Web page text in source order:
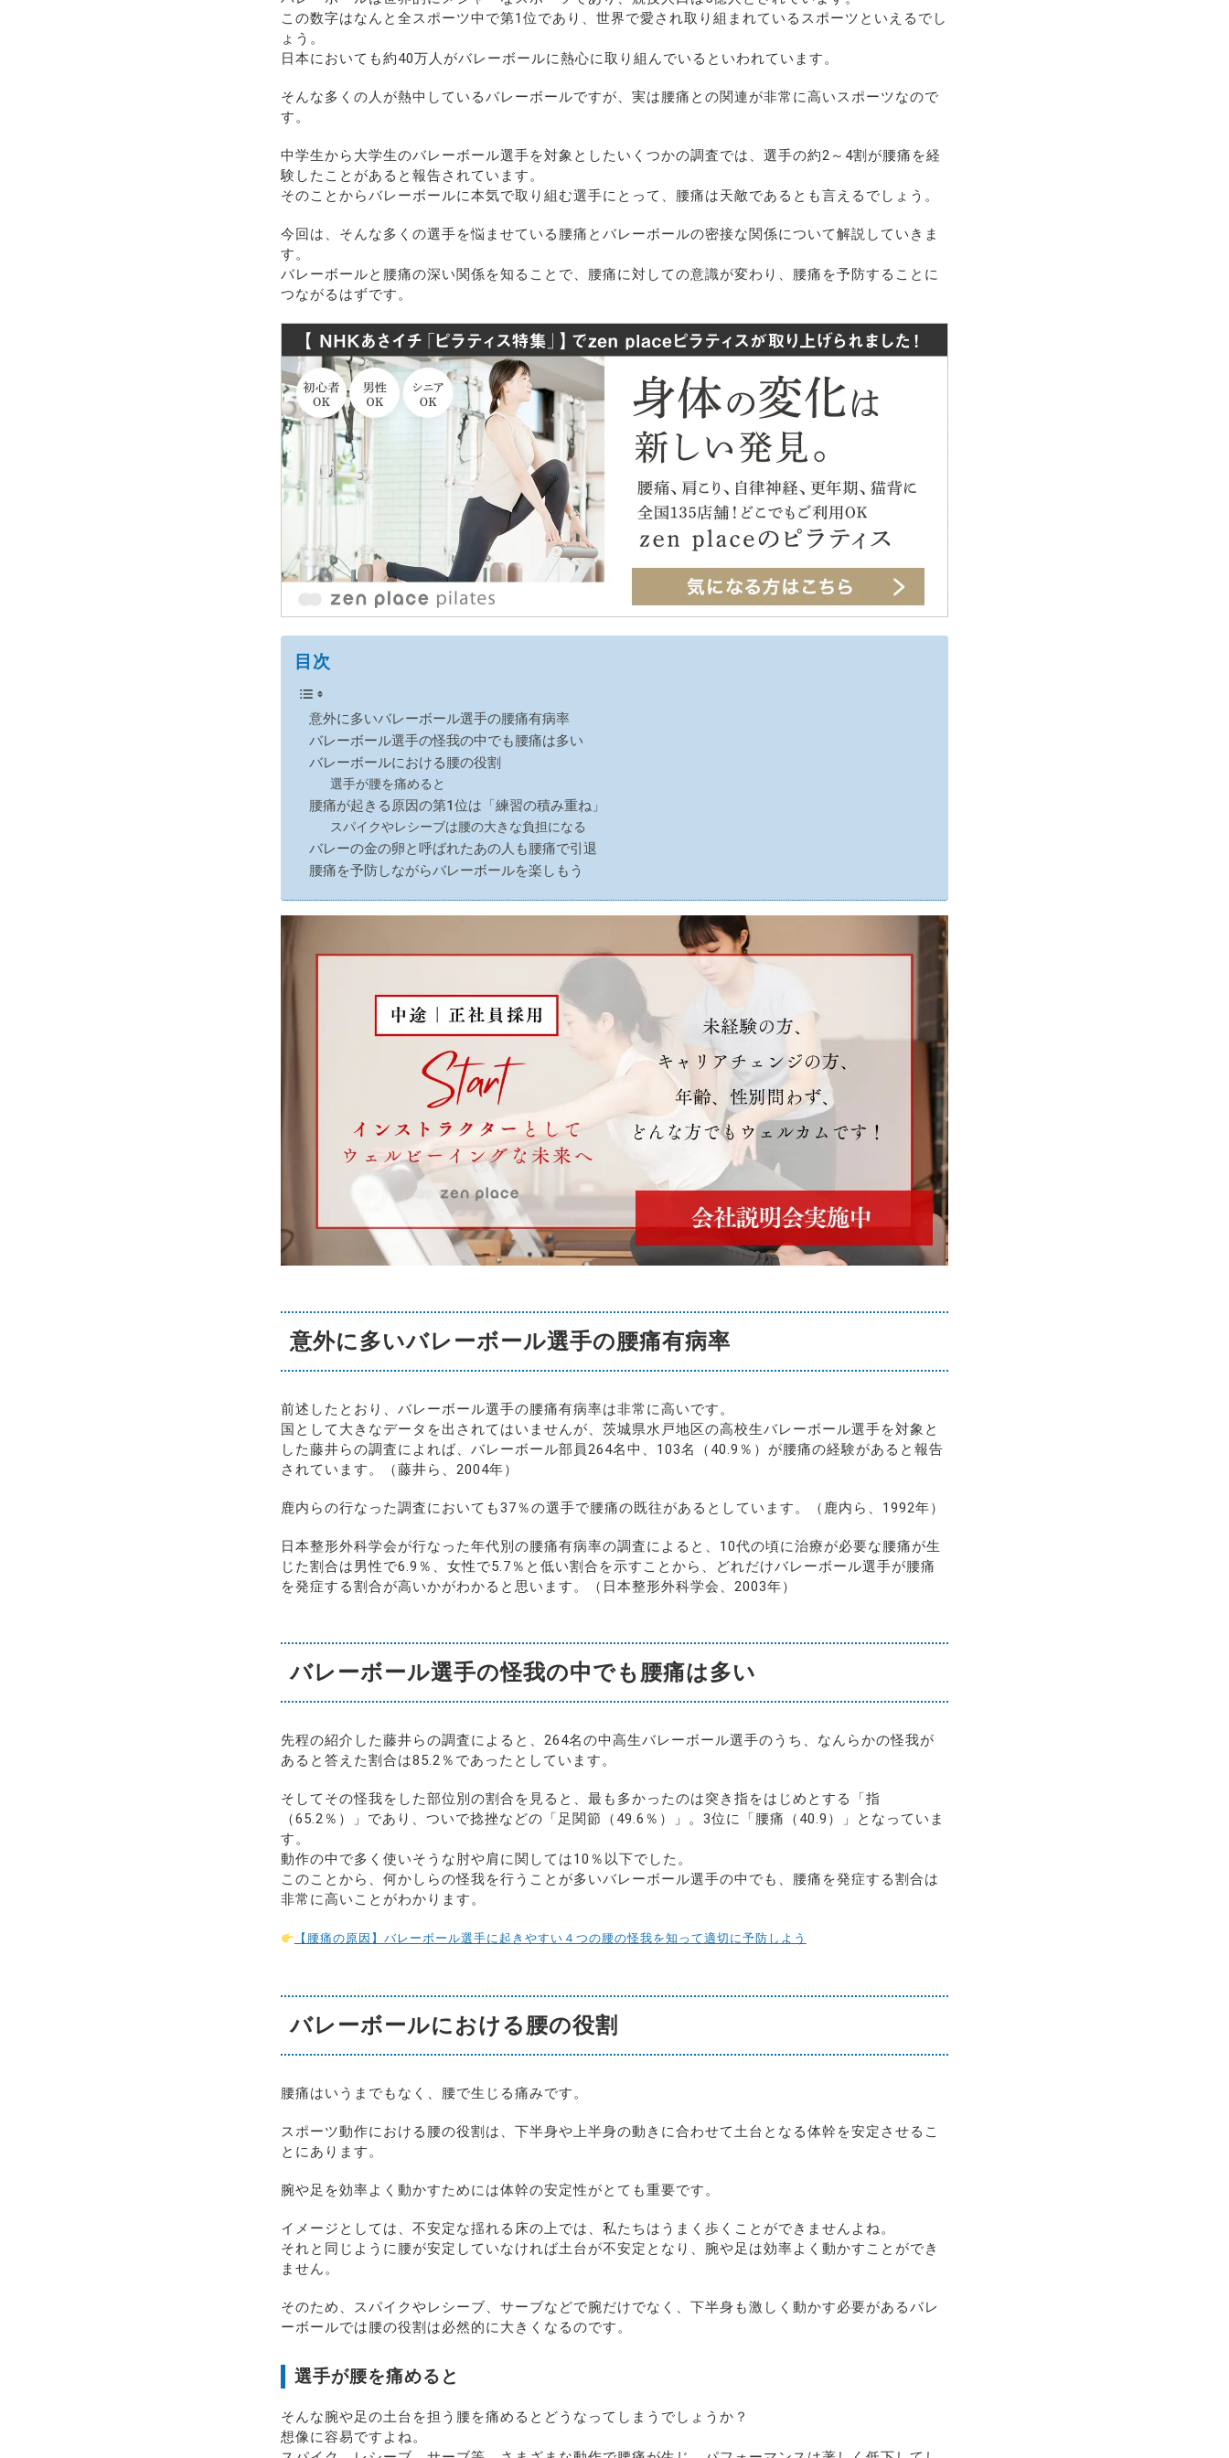
この数字はなんと全スポーツ中で第1位であり、世界で愛され取り組まれているスポーツといえるでし
ょう。
日本においても約40万人がバレーボールに熱心に取り組んでいるといわれています。
そんな多くの人が熱中しているバレーボールですが、実は腰痛との関連が非常に高いスポーツなので
す。
中学生から大学生のバレーボール選手を対象としたいくつかの調査では、選手の約2～4割が腰痛を経
験したことがあると報告されています。
そのことからバレーボールに本気で取り組む選手にとって、腰痛は天敵であるとも言えるでしょう。
今回は、そんな多くの選手を悩ませている腰痛とバレーボールの密接な関係について解説していきま
す。
バレーボールと腰痛の深い関係を知ることで、腰痛に対しての意識が変わり、腰痛を予防することに
つながるはずです。
目次
意外に多いバレーボール選手の腰痛有病率
バレーボール選手の怪我の中でも腰痛は多い
バレーボールにおける腰の役割
選手が腰を痛めると
腰痛が起きる原因の第1位は「練習の積み重ね」
スパイクやレシーブは腰の大きな負担になる
バレーの金の卵と呼ばれたあの人も腰痛で引退
腰痛を予防しながらバレーボールを楽しもう
意外に多いバレーボール選手の腰痛有病率
前述したとおり、バレーボール選手の腰痛有病率は非常に高いです。
国として大きなデータを出されてはいませんが、茨城県水戸地区の高校生バレーボール選手を対象と
した藤井らの調査によれば、バレーボール部員264名中、103名（40.9％）が腰痛の経験があると報告
されています。（藤井ら、2004年）
鹿内らの行なった調査においても37％の選手で腰痛の既往があるとしています。（鹿内ら、1992年）
日本整形外科学会が行なった年代別の腰痛有病率の調査によると、10代の頃に治療が必要な腰痛が生
じた割合は男性で6.9％、女性で5.7％と低い割合を示すことから、どれだけバレーボール選手が腰痛
を発症する割合が高いかがわかると思います。（日本整形外科学会、2003年）
バレーボール選手の怪我の中でも腰痛は多い
先程の紹介した藤井らの調査によると、264名の中高生バレーボール選手のうち、なんらかの怪我が
あると答えた割合は85.2％であったとしています。
そしてその怪我をした部位別の割合を見ると、最も多かったのは突き指をはじめとする「指
（65.2％）」であり、ついで捻挫などの「足関節（49.6％）」。3位に「腰痛（40.9）」となっていま
す。
動作の中で多く使いそうな肘や肩に関しては10％以下でした。
このことから、何かしらの怪我を行うことが多いバレーボール選手の中でも、腰痛を発症する割合は
非常に高いことがわかります。
【腰痛の原因】バレーボール選手に起きやすい４つの腰の怪我を知って適切に予防しよう
バレーボールにおける腰の役割
腰痛はいうまでもなく、腰で生じる痛みです。
スポーツ動作における腰の役割は、下半身や上半身の動きに合わせて土台となる体幹を安定させるこ
とにあります。
腕や足を効率よく動かすためには体幹の安定性がとても重要です。
イメージとしては、不安定な揺れる床の上では、私たちはうまく歩くことができませんよね。
それと同じように腰が安定していなければ土台が不安定となり、腕や足は効率よく動かすことができ
ません。
そのため、スパイクやレシーブ、サーブなどで腕だけでなく、下半身も激しく動かす必要があるバレ
ーボールでは腰の役割は必然的に大きくなるのです。
選手が腰を痛めると
そんな腕や足の土台を担う腰を痛めるとどうなってしまうでしょうか？
想像に容易ですよね。